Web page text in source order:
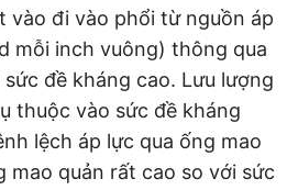
vào đi vào phổi từ nguồn áp
mỗi inch vuông) thông qua
đề kháng cao. Lưu lượng
thuộc vào sức đề kháng
lệch áp lực qua ống mao
mao quản rất cao so với sức